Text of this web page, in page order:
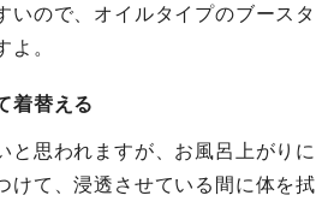
いので、オイルタイプのブースタ
。
着替える
と思われますが、お風呂上がりに
けて、浸透させている間に体を拭